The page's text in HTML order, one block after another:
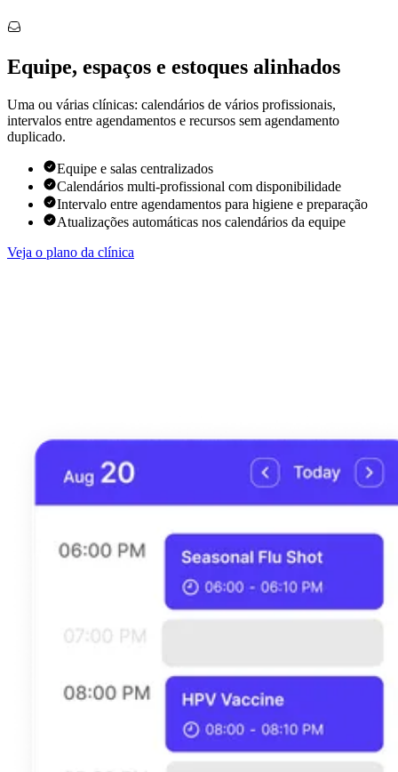
Equipe, espaços e estoques alinhados
Uma ou várias clínicas: calendários de vários profissionais,
intervalos entre agendamentos e recursos sem agendamento
duplicado.
Equipe e salas centralizados
Calendários multi-profissional com disponibilidade
Intervalo entre agendamentos para higiene e preparação
Atualizações automáticas nos calendários da equipe
Veja o plano da clínica